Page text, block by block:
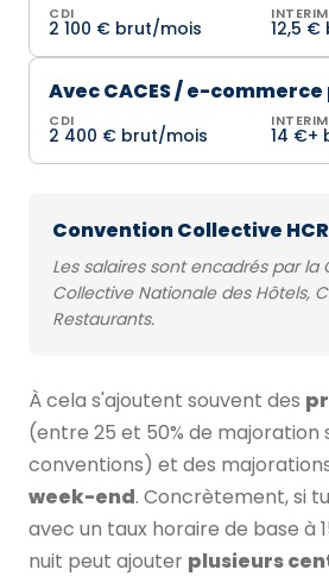
CDI
2 100 € brut/mois
INTERIM
12,5
Avec CACES / e-
CDI
2 400 € brut/mois
INTERIM
14 €+
Convention Collective HCR
Les salaires sont encadrés par la
Collective Nationale des Hôtels,
Restaurants.
À cela s'ajoutent souvent des
(entre 25 et 50% de majoration
conventions) et des
week-end. Concrètement, si
avec un taux horaire de base à
nuit peut ajouter plusieurs